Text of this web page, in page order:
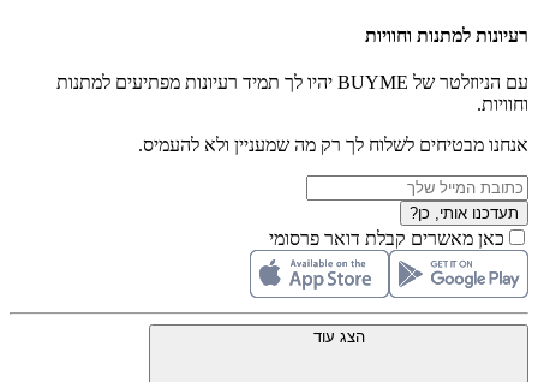
רעיונות למתנות וחוויות
עם הניוזלטר של BUYME יהיו לך תמיד רעיונות מפתיעים למתנות
וחוויות.
אנחנו מבטיחים לשלוח לך רק מה שמעניין ולא להעמיס.
תעדכנו אותי, כן?
כאן מאשרים קבלת דואר פרסומי
הצג עוד